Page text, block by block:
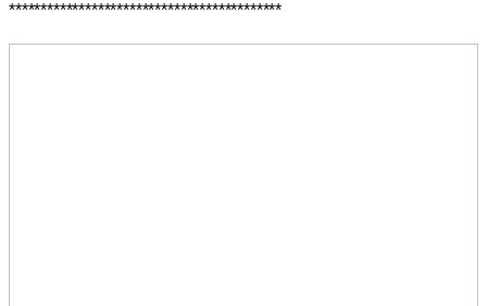
*******************************************